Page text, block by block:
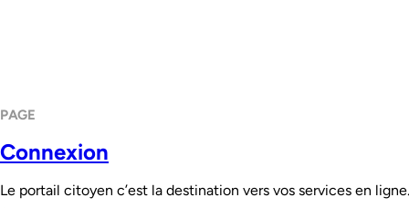
PAGE
Connexion
Le portail citoyen c’est la destination vers vos services en